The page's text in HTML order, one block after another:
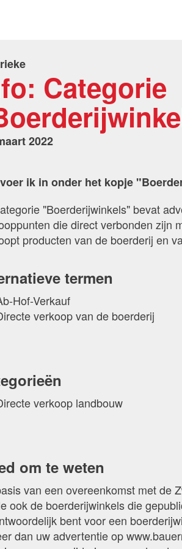
Categorie
2022
ik in onder het kopje
"Boerderijwinkels" bevat
die direct verbonden zijn
producten van de boerderij en
termen
Hof-Verkauf
verkoop van de boerderij
verkoop landbouw
om te weten
van een overeenkomst met de
ook de boerderijwinkels die
bent voor een
dan uw advertentie op